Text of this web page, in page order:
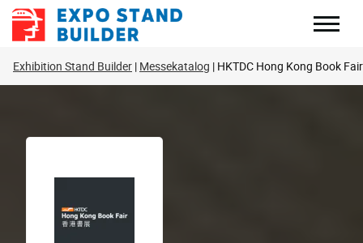
Zum
Inhalt
Exhibition Stand Builder Messekatalog HKTDC Hong Kong Book Fair